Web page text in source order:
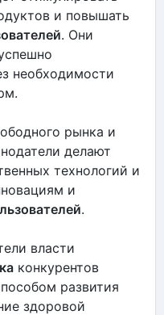
и повышать
. Они
необходимости
рынка и
делают
технологий и
и
.
власти
конкурентов
развития
здоровой